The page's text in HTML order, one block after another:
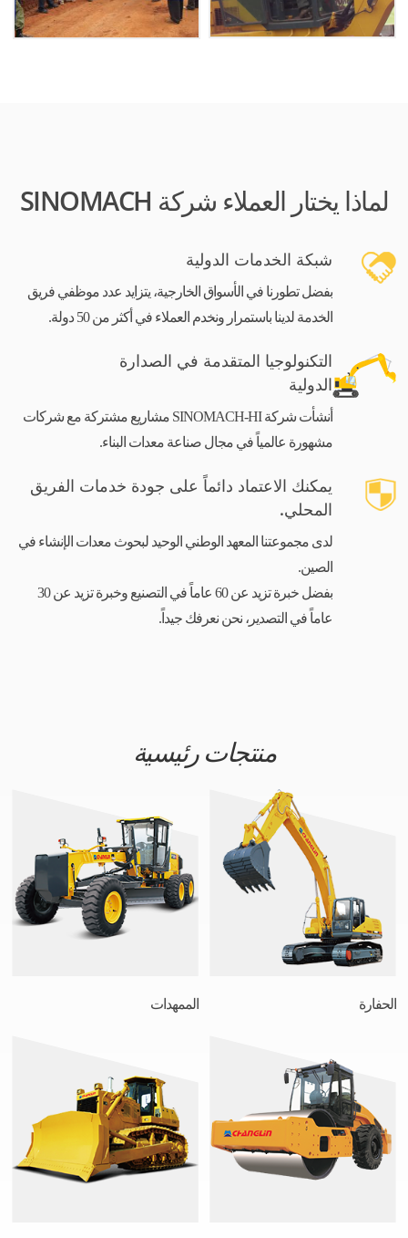
لماذا يختار العملاء شركة SINOMACH
شبكة الخدمات الدولية
بفضل تطورنا في الأسواق الخارجية، يتزايد عدد موظفي فريق
الخدمة لدينا باستمرار ونخدم العملاء في أكثر من 50 دولة.
التكنولوجيا المتقدمة في الصدارة
الدولية
أنشأت شركة SINOMACH-HI مشاريع مشتركة مع شركات
مشهورة عالمياً في مجال صناعة معدات البناء.
يمكنك الاعتماد دائماً على جودة خدمات الفريق
المحلي.
لدى مجموعتنا المعهد الوطني الوحيد لبحوث معدات الإنشاء في
الصين.
بفضل خبرة تزيد عن 60 عاماً في التصنيع وخبرة تزيد عن 30
عاماً في التصدير، نحن نعرفك جيداً.
منتجات رئيسية
الحفارة الممهدات